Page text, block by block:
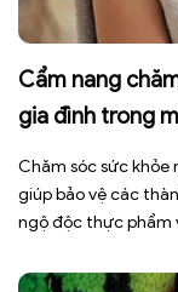
Cẩm nang
gia đình trong
Chăm sóc sức khỏe
giúp bảo vệ các
ngộ độc thực phẩm
sức […]